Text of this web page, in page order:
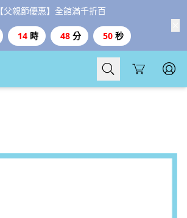
【父親節優惠】全館滿千折百
14 時 48 分 50 秒
Cart